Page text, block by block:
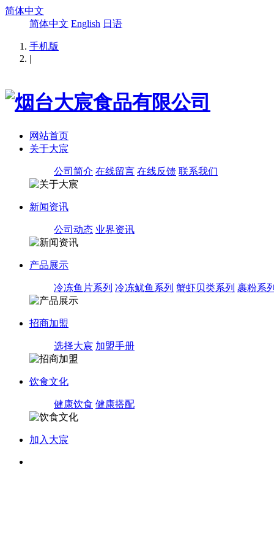
简体中文
简体中文 English 日语
手机版
|
网站首页
关于大宸
公司简介 在线留言 在线反馈 联系我们
新闻资讯
公司动态 业界资讯
产品展示
冷冻鱼片系列 冷冻鱿鱼系列 蟹虾贝类系列 裹粉系
招商加盟
选择大宸 加盟手册
饮食文化
健康饮食 健康搭配
加入大宸